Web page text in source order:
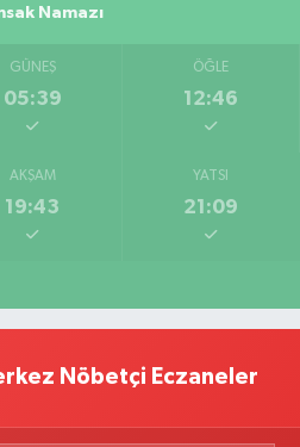
Namazı
GÜNEŞ
05:39
ÖĞLE
12:46
AKŞAM
19:43
YATSI
21:09
Nöbetçi Eczaneler